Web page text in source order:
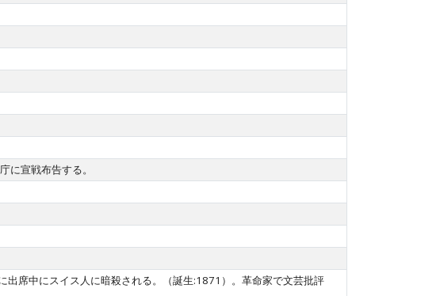
に宣戦布告する。
席中にスイス人に暗殺される。（誕生:1871）。革命家で文芸批評